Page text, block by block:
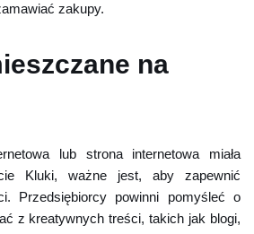
zakupy.
na
lub strona internetowa miała
Kluki, ważne jest, aby zapewnić
Przedsiębiorcy powinni pomyśleć o
z kreatywnych treści, takich jak blogi,